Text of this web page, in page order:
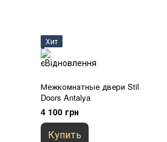
Хит
Межкомнатные двери Stil
Doors Antalya
4 100 грн
Купить